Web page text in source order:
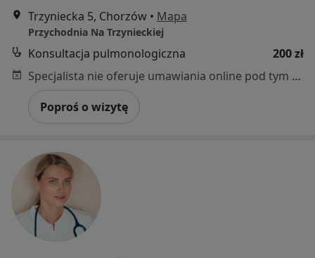
Trzyniecka 5, Chorzów • Mapa
Przychodnia Na Trzynieckiej
Konsultacja pulmonologiczna
200 zł
Specjalista nie oferuje umawiania online pod tym adresem.
Poproś o wizytę